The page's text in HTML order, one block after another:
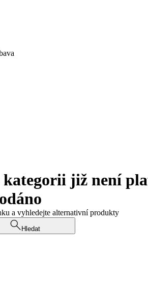
již není
a vyhledejte alternativní produkty
Hledat